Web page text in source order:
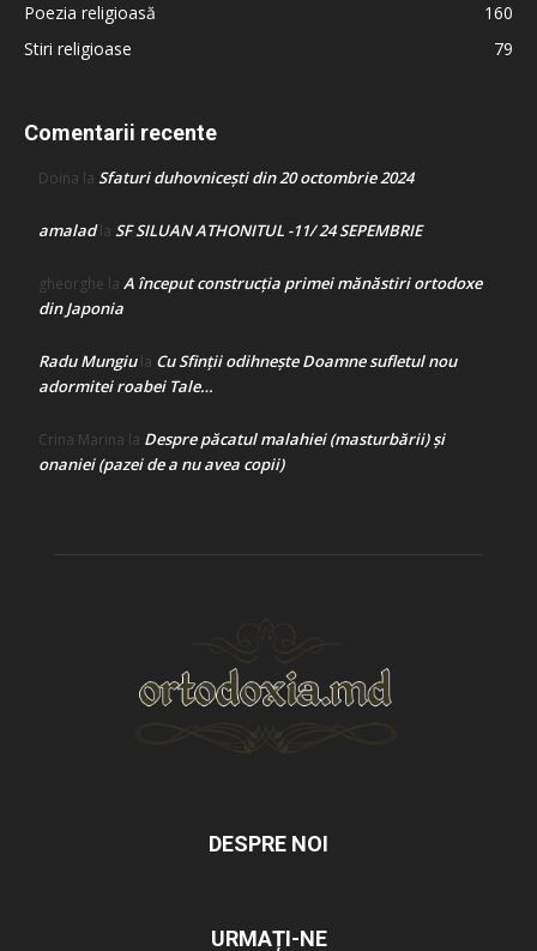
Poezia religioasă
160
Stiri religioase
79
Comentarii recente
Doina la Sfaturi duhovnicești din 20 octombrie 2024
amaladla SF SILUAN ATHONITUL -11/ 24 SEPEMBRIE
gheorghe la A început construcţia primei mănăstiri ortodoxe
din Japonia
Radu Mungiula Cu Sfinții odihnește Doamne sufletul nou
adormitei roabei Tale…
Crina Marina la Despre păcatul malahiei (masturbării) şi
onaniei (pazei de a nu avea copii)
DESPRE NOI
URMAȚI-NE